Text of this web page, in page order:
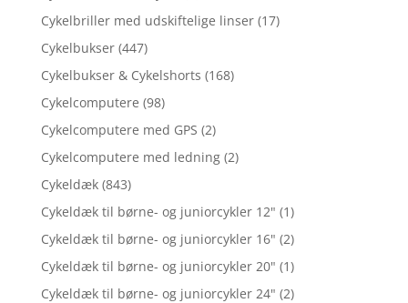
Cykelbriller med udskiftelige linser (17)
Cykelbukser (447)
Cykelbukser & Cykelshorts (168)
Cykelcomputere (98)
Cykelcomputere med GPS (2)
Cykelcomputere med ledning (2)
Cykeldæk (843)
Cykeldæk til børne- og juniorcykler 12" (1)
Cykeldæk til børne- og juniorcykler 16" (2)
Cykeldæk til børne- og juniorcykler 20" (1)
Cykeldæk til børne- og juniorcykler 24" (2)